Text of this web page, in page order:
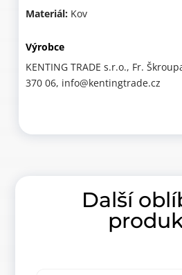
Materiál: Kov
Výrobce
KENTING TRADE s.r.o., Fr.
370 06, info@kentingtrade.cz
Další